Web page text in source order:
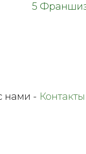
5
нами - Контакты